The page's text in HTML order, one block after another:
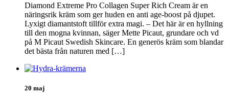
Diamond Extreme Pro Collagen Super Rich Cream är en
näringsrik kräm som ger huden en anti age-boost på djupet.
Lyxigt diamantstoft tillför extra magi. – Det här är en hyllning
till den mogna kvinnan, säger Mette Picaut, grundare och vd
på M Picaut Swedish Skincare. En generös kräm som blandar
det bästa från naturen med […]
20 maj